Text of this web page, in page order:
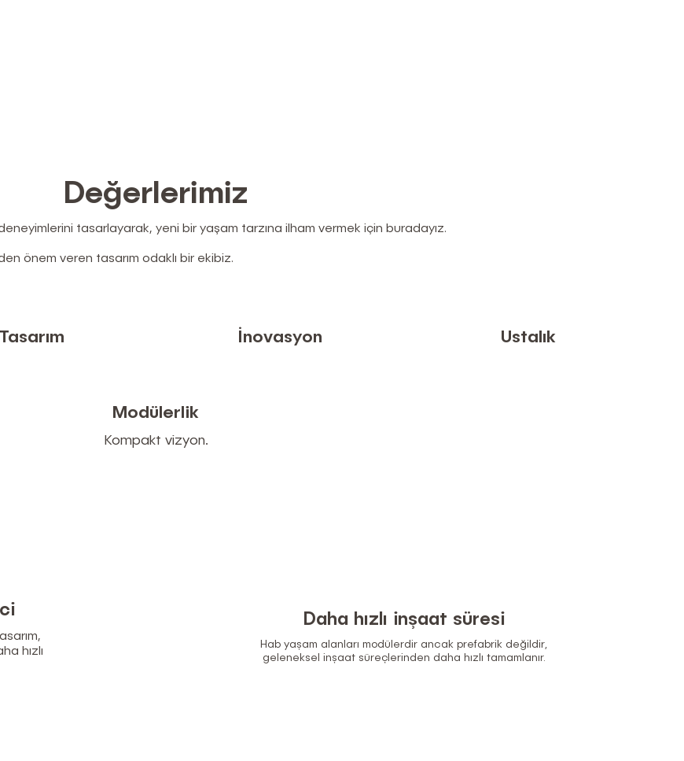
Daha hızlı inşaat süresi
Hab yaşam alanları modülerdir ancak prefabrik değildir,
geleneksel inşaat süreçlerinden daha hızlı tamamlanır.
hızlı
Modülerlik
Kompakt vizyon.
Tasarım İnovasyon Ustalık
Değerlerimiz
tasarlayarak, yeni bir yaşam tarzına ilham vermek için buradayız.
önem veren tasarım odaklı bir ekibiz.